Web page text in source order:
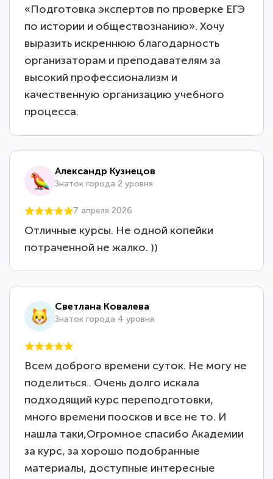
«Подготовка экспертов по проверке ЕГЭ
по истории и обществознанию». Хочу
выразить искреннюю благодарность
организаторам и преподавателям за
высокий профессионализм и
качественную организацию учебного
процесса.
Александр Кузнецов
Знаток города 2 уровня
7 апреля 2026
Отличные курсы. Не одной копейки
потраченной не жалко. ))
Светлана Ковалева
Знаток города 4 уровня
Всем доброго времени суток. Не могу не
поделиться.. Очень долго искала
подходящий курс переподготовки,
много времени поосков и все не то. И
нашла таки,Огромное спасибо Академии
за курс, за хорошо подобранные
материалы, доступные интересные